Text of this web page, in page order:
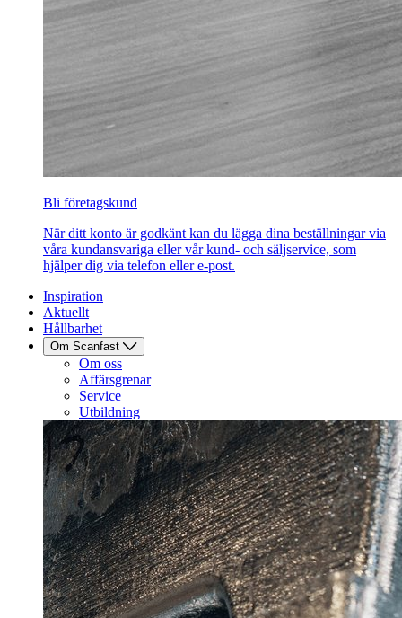
Bli företagskund
När ditt konto är godkänt kan du lägga dina beställningar via
våra kundansvariga eller vår kund- och säljservice, som
hjälper dig via telefon eller e-post.
Inspiration
Aktuellt
Hållbarhet
Om Scanfast
Om oss
Affärsgrenar
Service
Utbildning